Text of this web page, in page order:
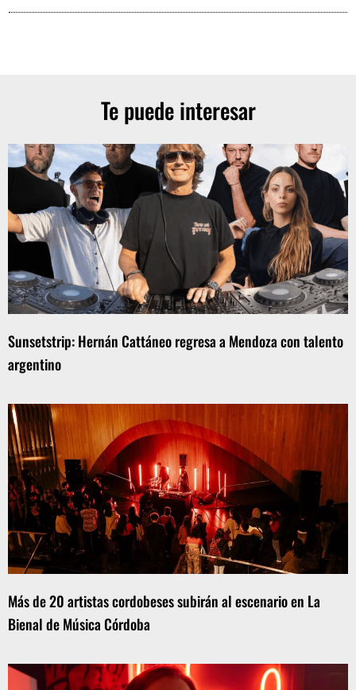
Te puede interesar
Sunsetstrip: Hernán Cattáneo regresa a Mendoza con talento
argentino
Más de 20 artistas cordobeses subirán al escenario en La
Bienal de Música Córdoba